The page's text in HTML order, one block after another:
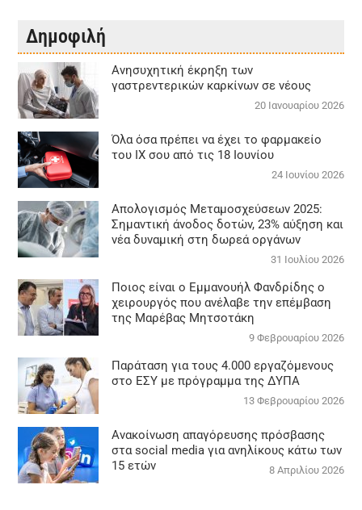
Δημοφιλή
Aνησυχητική έκρηξη των
γαστρεντερικών καρκίνων σε νέους
20 Ιανουαρίου 2026
Όλα όσα πρέπει να έχει το φαρμακείο
του ΙΧ σου από τις 18 Ιουνίου
24 Ιουνίου 2026
Απολογισμός Μεταμοσχεύσεων 2025:
Σημαντική άνοδος δοτών, 23% αύξηση και
νέα δυναμική στη δωρεά οργάνων
31 Ιουλίου 2026
Ποιος είναι ο Εμμανουήλ Φανδρίδης ο
χειρουργός που ανέλαβε την επέμβαση
της Μαρέβας Μητσοτάκη
9 Φεβρουαρίου 2026
Παράταση για τους 4.000 εργαζόμενους
στο ΕΣΥ με πρόγραμμα της ΔΥΠΑ
13 Φεβρουαρίου 2026
Ανακοίνωση απαγόρευσης πρόσβασης
στα social media για ανηλίκους κάτω των
15 ετών
8 Απριλίου 2026